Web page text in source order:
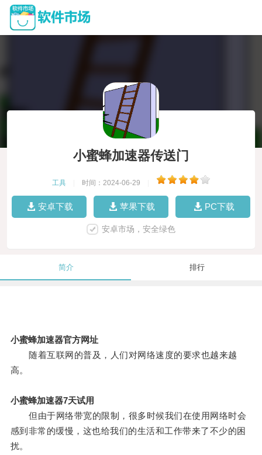
小蜜蜂加速器传送门
工具 时间：2024-06-29
安卓下载 苹果下载 PC下载
安卓市场，安全绿色
简介 排行
小蜜蜂加速器官方网址
随着互联网的普及，人们对网络速度的要求也越来越
高。
小蜜蜂加速器7天试用
但由于网络带宽的限制，很多时候我们在使用网络时会
感到非常的缓慢，这也给我们的生活和工作带来了不少的困
扰。